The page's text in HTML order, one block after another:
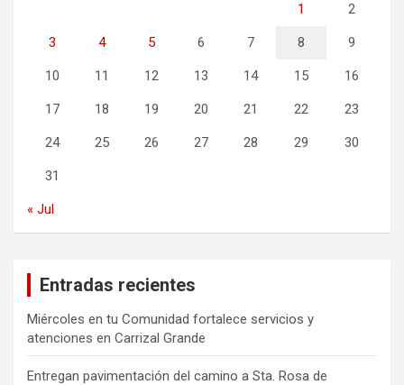
1 2
3 4 5 6 7 8 9
10 11 12 13 14 15 16
17 18 19 20 21 22 23
24 25 26 27 28 29 30
31
« Jul
Entradas recientes
Miércoles en tu Comunidad fortalece servicios y
atenciones en Carrizal Grande
Entregan pavimentación del camino a Sta. Rosa de